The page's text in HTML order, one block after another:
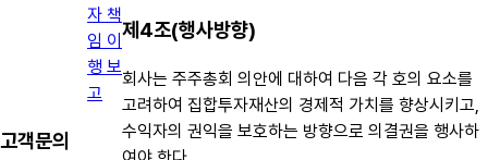
자 책
임 이
행 보
고
고객문의
제4조(행사방향)
회사는 주주총회 의안에 대하여 다음 각 호의 요소를
고려하여 집합투자재산의 경제적 가치를 향상시키고,
수익자의 권익을 보호하는 방향으로 의결권을 행사하